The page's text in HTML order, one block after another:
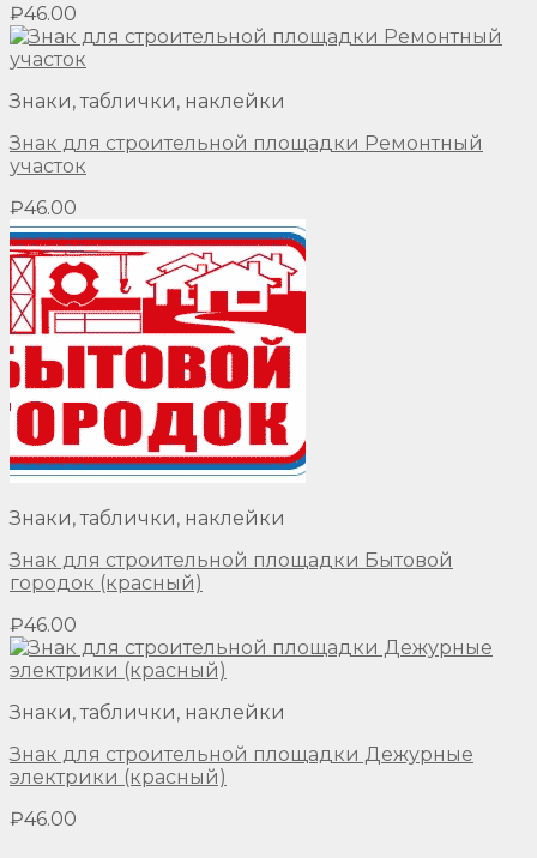
₽46.00
Знаки, таблички, наклейки
Знак для строительной площадки Ремонтный
участок
₽46.00
Знаки, таблички, наклейки
Знак для строительной площадки Бытовой
городок (красный)
₽46.00
Знаки, таблички, наклейки
Знак для строительной площадки Дежурные
электрики (красный)
₽46.00